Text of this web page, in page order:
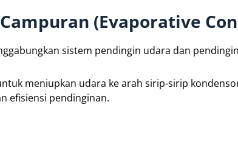
(Evaporative
sistem pendingin udara dan
meniupkan udara ke arah sirip-sirip
efisiensi pendinginan.